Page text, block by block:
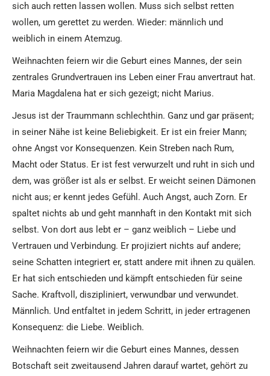
sich auch retten lassen wollen. Muss sich selbst retten
wollen, um gerettet zu werden. Wieder: männlich und
weiblich in einem Atemzug.
Weihnachten feiern wir die Geburt eines Mannes, der sein
zentrales Grundvertrauen ins Leben einer Frau anvertraut hat.
Maria Magdalena hat er sich gezeigt; nicht Marius.
Jesus ist der Traummann schlechthin. Ganz und gar präsent;
in seiner Nähe ist keine Beliebigkeit. Er ist ein freier Mann;
ohne Angst vor Konsequenzen. Kein Streben nach Rum,
Macht oder Status. Er ist fest verwurzelt und ruht in sich und
dem, was größer ist als er selbst. Er weicht seinen Dämonen
nicht aus; er kennt jedes Gefühl. Auch Angst, auch Zorn. Er
spaltet nichts ab und geht mannhaft in den Kontakt mit sich
selbst. Von dort aus lebt er – ganz weiblich – Liebe und
Vertrauen und Verbindung. Er projiziert nichts auf andere;
seine Schatten integriert er, statt andere mit ihnen zu quälen.
Er hat sich entschieden und kämpft entschieden für seine
Sache. Kraftvoll, diszipliniert, verwundbar und verwundet.
Männlich. Und entfaltet in jedem Schritt, in jeder ertragenen
Konsequenz: die Liebe. Weiblich.
Weihnachten feiern wir die Geburt eines Mannes, dessen
Botschaft seit zweitausend Jahren darauf wartet, gehört zu